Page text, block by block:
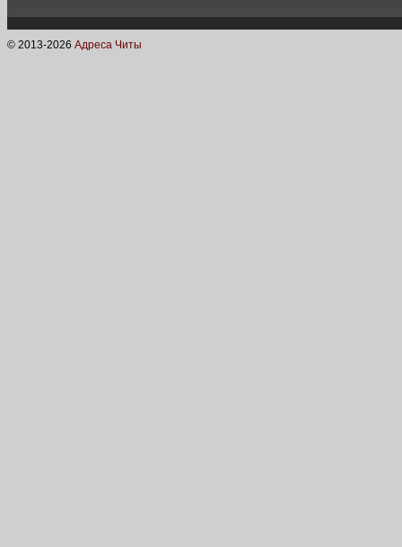
© 2013-2026 Адреса Читы